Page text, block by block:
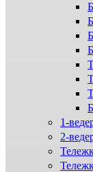
1-
2-